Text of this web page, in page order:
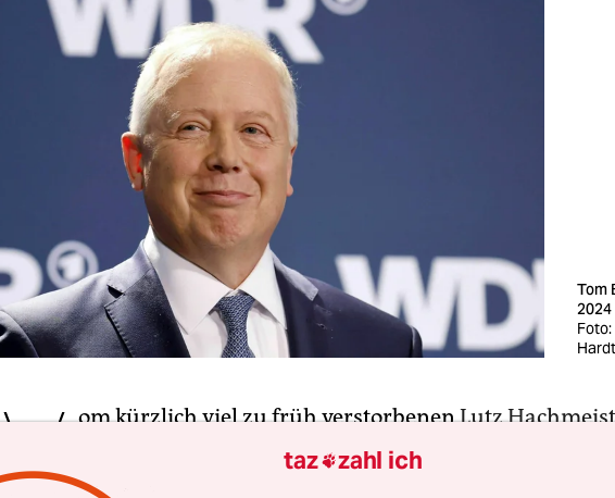
Tom
2024
V om kürzlich viel zu früh verstorbenenLutz
stammt der schöne Satz, die Rundfunkpolitik werde als
medienpolitisches Ordnungsfeld bald so bedeutsam
taz zahl ich